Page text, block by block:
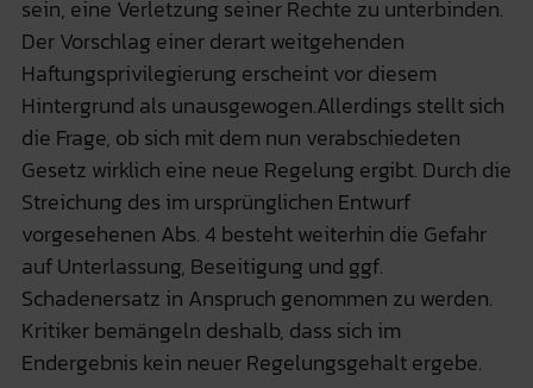
sein, eine Verletzung seiner Rechte zu unterbinden.
Der Vorschlag einer derart weitgehenden
Haftungsprivilegierung erscheint vor diesem
Hintergrund als unausgewogen.Allerdings stellt sich
die Frage, ob sich mit dem nun verabschiedeten
Gesetz wirklich eine neue Regelung ergibt. Durch die
Streichung des im ursprünglichen Entwurf
vorgesehenen Abs. 4 besteht weiterhin die Gefahr
auf Unterlassung, Beseitigung und ggf.
Schadenersatz in Anspruch genommen zu werden.
Kritiker bemängeln deshalb, dass sich im
Endergebnis kein neuer Regelungsgehalt ergebe.